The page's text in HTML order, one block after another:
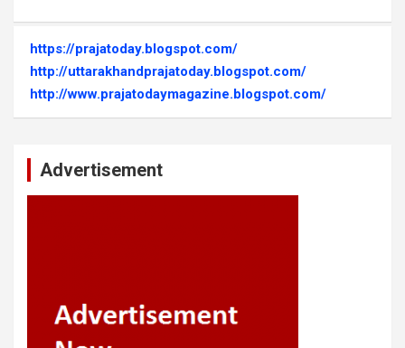
https://prajatoday.blogspot.com/
http://uttarakhandprajatoday.blogspot.com/
http://www.prajatodaymagazine.blogspot.com/
Advertisement